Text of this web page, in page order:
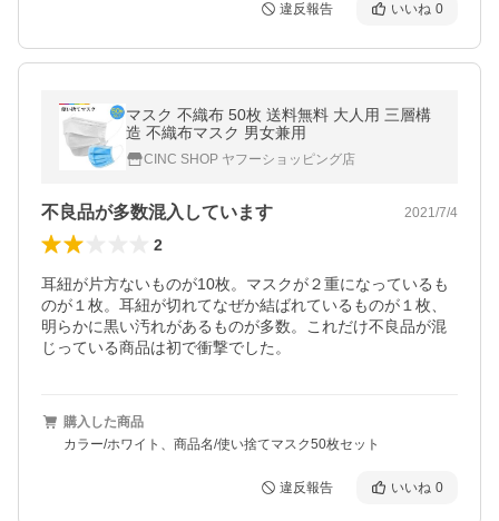
違反報告 いいね 0
マスク 不織布 50枚 送料無料 大人用 三層構
造 不織布マスク 男女兼用
CINC SHOP ヤフーショッピング店
不良品が多数混入しています 2021/7/4
2
耳紐が片方ないものが10枚。マスクが２重になっているも
のが１枚。耳紐が切れてなぜか結ばれているものが１枚、
明らかに黒い汚れがあるものが多数。これだけ不良品が混
じっている商品は初で衝撃でした。
購入した商品
カラー/ホワイト、商品名/使い捨てマスク50枚セット
違反報告 いいね 0